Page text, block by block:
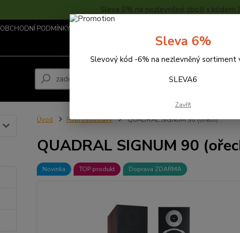
Sleva 6% na nezlevněné zboží s kódem
OBCHODNÍ PODMÍNKY ...
Hledat
Úvod Reprosoustavy QUADRAL SIGNUM 90 (ořech)
QUADRAL SIGNUM 90
Novinka TOP produkt Doprava ZDARMA
Sleva 6%
Slevový kód -6% na nezlevněný sortiment
SLEVA6
Zavřít